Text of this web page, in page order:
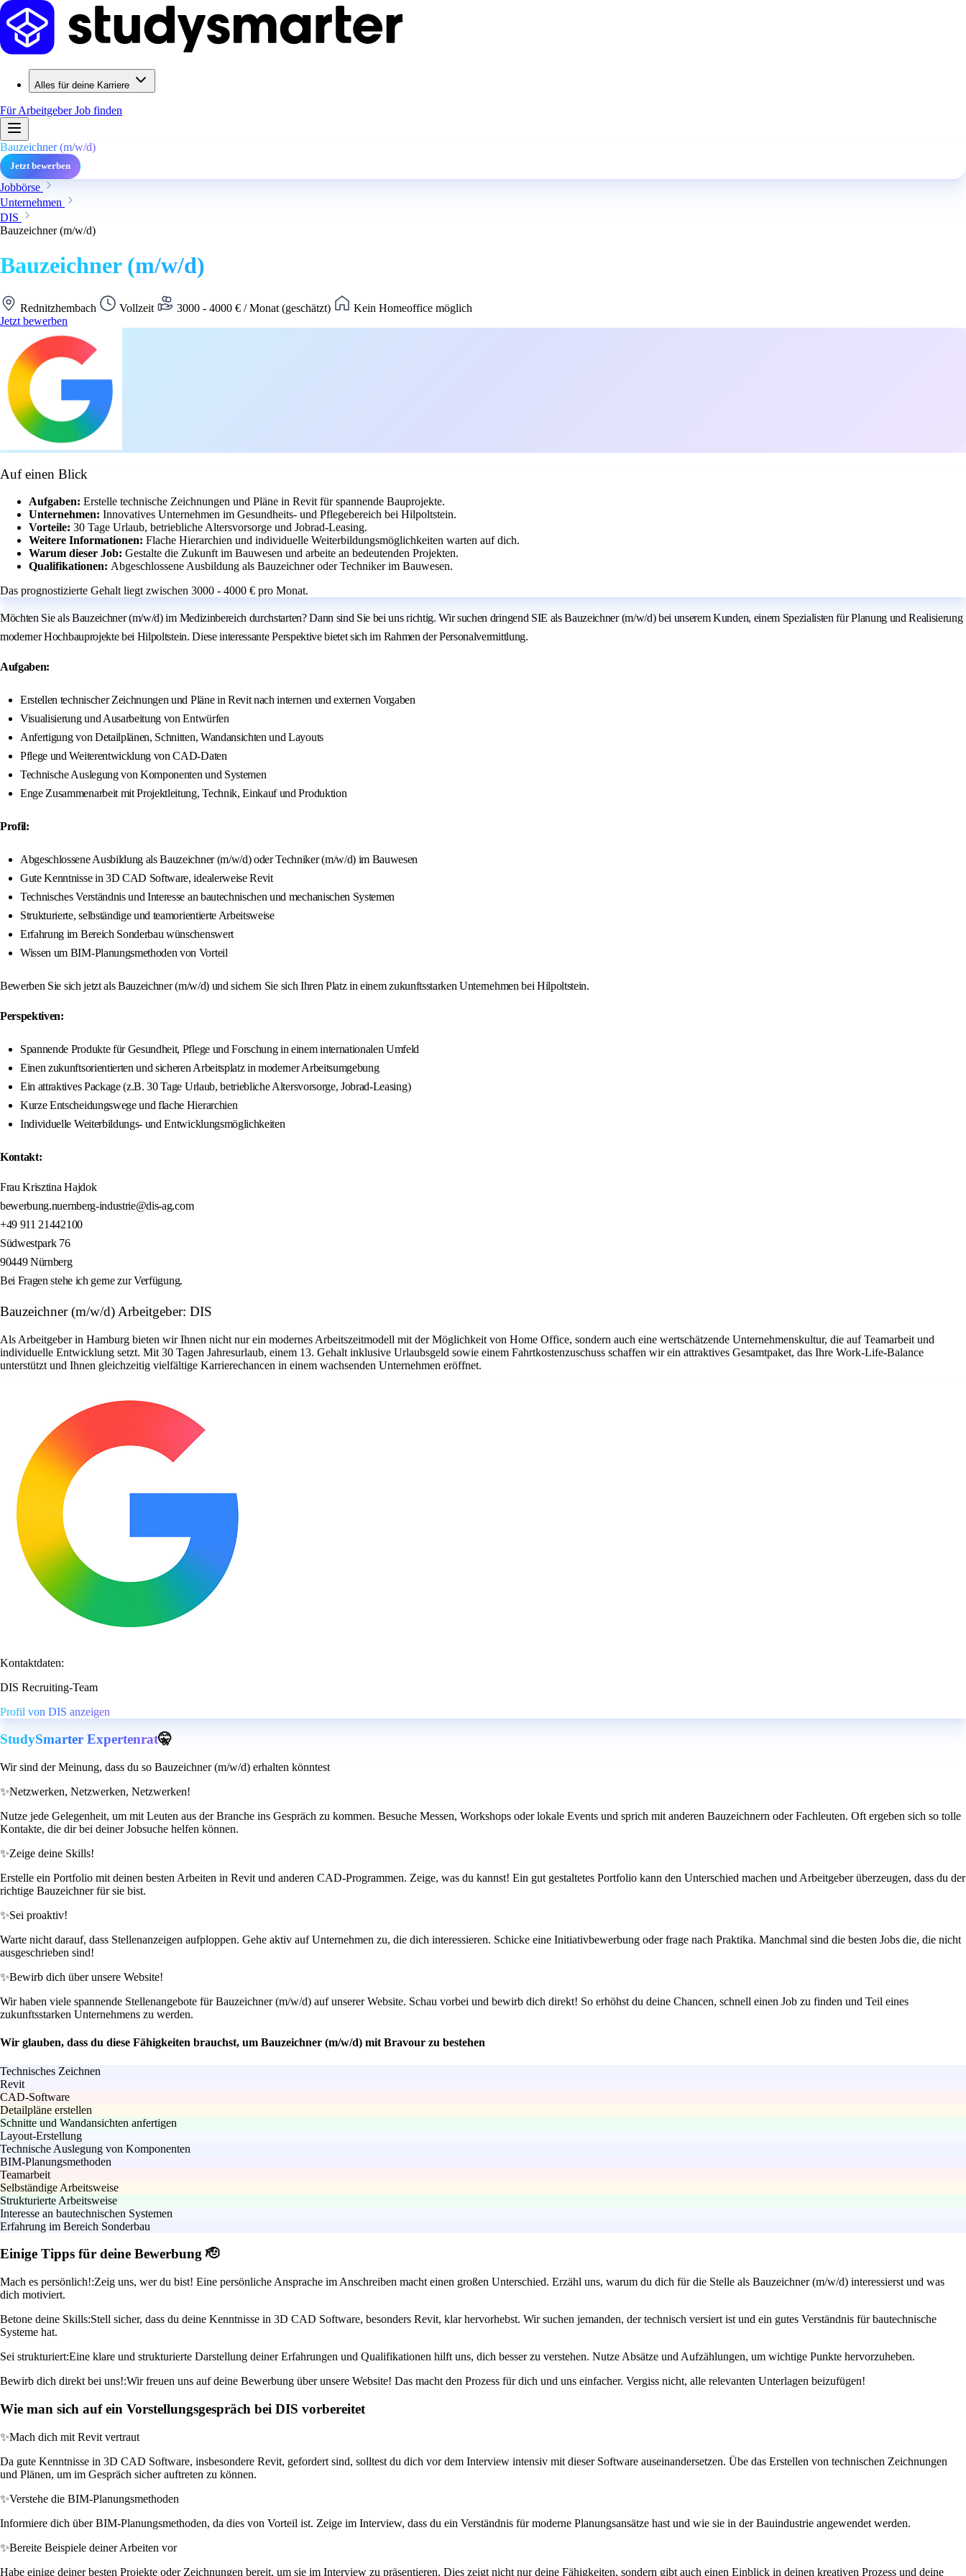
Alles für deine Karriere
Für ArbeitgeberJob finden
Bauzeichner (m/w/d)
Jetzt bewerben
Jobbörse
Unternehmen
DIS
Bauzeichner (m/w/d)
Bauzeichner (m/w/d)
Rednitzhembach Vollzeit 3000 - 4000 € / Monat (geschätzt)
Kein Homeoffice möglich
Jetzt bewerben
Auf einen Blick
Aufgaben: Erstelle technische Zeichnungen und Pläne in Revit für spannende Bauprojekte.
Unternehmen: Innovatives Unternehmen im Gesundheits- und Pflegebereich bei Hilpoltstein.
Vorteile: 30 Tage Urlaub, betriebliche Altersvorsorge und Jobrad-Leasing.
Weitere Informationen: Flache Hierarchien und individuelle Weiterbildungsmöglichkeiten warten auf dich.
Warum dieser Job: Gestalte die Zukunft im Bauwesen und arbeite an bedeutenden Projekten.
Qualifikationen: Abgeschlossene Ausbildung als Bauzeichner oder Techniker im Bauwesen.
Das prognostizierte Gehalt liegt zwischen 3000 - 4000 € pro Monat.
Möchten Sie als Bauzeichner (m/w/d) im Medizinbereich durchstarten? Dann sind Sie bei uns richtig. Wir suchen dringend SIE als Bauzeichner (m/w/d) bei unserem Kunden, einem Spezialisten für Planung und Realisierung
moderner Hochbauprojekte bei Hilpoltstein. Diese interessante Perspektive bietet sich im Rahmen der Personalvermittlung.
Aufgaben:
Erstellen technischer Zeichnungen und Pläne in Revit nach internen und externen Vorgaben
Visualisierung und Ausarbeitung von Entwürfen
Anfertigung von Detailplänen, Schnitten, Wandansichten und Layouts
Pflege und Weiterentwicklung von CAD-Daten
Technische Auslegung von Komponenten und Systemen
Enge Zusammenarbeit mit Projektleitung, Technik, Einkauf und Produktion
Profil:
Abgeschlossene Ausbildung als Bauzeichner (m/w/d) oder Techniker (m/w/d) im Bauwesen
Gute Kenntnisse in 3D CAD Software, idealerweise Revit
Technisches Verständnis und Interesse an bautechnischen und mechanischen Systemen
Strukturierte, selbständige und teamorientierte Arbeitsweise
Erfahrung im Bereich Sonderbau wünschenswert
Wissen um BIM-Planungsmethoden von Vorteil
Bewerben Sie sich jetzt als Bauzeichner (m/w/d) und sichern Sie sich Ihren Platz in einem zukunftsstarken Unternehmen bei Hilpoltstein.
Perspektiven:
Spannende Produkte für Gesundheit, Pflege und Forschung in einem internationalen Umfeld
Einen zukunftsorientierten und sicheren Arbeitsplatz in moderner Arbeitsumgebung
Ein attraktives Package (z.B. 30 Tage Urlaub, betriebliche Altersvorsorge, Jobrad-Leasing)
Kurze Entscheidungswege und flache Hierarchien
Individuelle Weiterbildungs- und Entwicklungsmöglichkeiten
Kontakt:
Frau Krisztina Hajdok
bewerbung.nuernberg-industrie@dis-ag.com
+49 911 21442100
Südwestpark 76
90449 Nürnberg
Bei Fragen stehe ich gerne zur Verfügung.
Bauzeichner (m/w/d) Arbeitgeber: DIS
Als Arbeitgeber in Hamburg bieten wir Ihnen nicht nur ein modernes Arbeitszeitmodell mit der Möglichkeit von Home Office, sondern auch eine wertschätzende Unternehmenskultur, die auf Teamarbeit und
individuelle Entwicklung setzt. Mit 30 Tagen Jahresurlaub, einem 13. Gehalt inklusive Urlaubsgeld sowie einem Fahrtkostenzuschuss schaffen wir ein attraktives Gesamtpaket, das Ihre Work-Life-Balance
unterstützt und Ihnen gleichzeitig vielfältige Karrierechancen in einem wachsenden Unternehmen eröffnet.
Kontaktdaten:
DIS Recruiting-Team
Profil von DIS anzeigen
StudySmarter Expertenrat🤫
Wir sind der Meinung, dass du so Bauzeichner (m/w/d) erhalten könntest
✨Netzwerken, Netzwerken, Netzwerken!
Nutze jede Gelegenheit, um mit Leuten aus der Branche ins Gespräch zu kommen. Besuche Messen, Workshops oder lokale Events und sprich mit anderen Bauzeichnern oder Fachleuten. Oft ergeben sich so tolle
Kontakte, die dir bei deiner Jobsuche helfen können.
✨Zeige deine Skills!
Erstelle ein Portfolio mit deinen besten Arbeiten in Revit und anderen CAD-Programmen. Zeige, was du kannst! Ein gut gestaltetes Portfolio kann den Unterschied machen und Arbeitgeber überzeugen, dass du der
richtige Bauzeichner für sie bist.
✨Sei proaktiv!
Warte nicht darauf, dass Stellenanzeigen aufploppen. Gehe aktiv auf Unternehmen zu, die dich interessieren. Schicke eine Initiativbewerbung oder frage nach Praktika. Manchmal sind die besten Jobs die, die nicht
ausgeschrieben sind!
✨Bewirb dich über unsere Website!
Wir haben viele spannende Stellenangebote für Bauzeichner (m/w/d) auf unserer Website. Schau vorbei und bewirb dich direkt! So erhöhst du deine Chancen, schnell einen Job zu finden und Teil eines
zukunftsstarken Unternehmens zu werden.
Wir glauben, dass du diese Fähigkeiten brauchst, um Bauzeichner (m/w/d) mit Bravour zu bestehen
Technisches Zeichnen
Revit
CAD-Software
Detailpläne erstellen
Schnitte und Wandansichten anfertigen
Layout-Erstellung
Technische Auslegung von Komponenten
BIM-Planungsmethoden
Teamarbeit
Selbständige Arbeitsweise
Strukturierte Arbeitsweise
Interesse an bautechnischen Systemen
Erfahrung im Bereich Sonderbau
Einige Tipps für deine Bewerbung 🫡
Mach es persönlich!:Zeig uns, wer du bist! Eine persönliche Ansprache im Anschreiben macht einen großen Unterschied. Erzähl uns, warum du dich für die Stelle als Bauzeichner (m/w/d) interessierst und was
dich motiviert.
Betone deine Skills:Stell sicher, dass du deine Kenntnisse in 3D CAD Software, besonders Revit, klar hervorhebst. Wir suchen jemanden, der technisch versiert ist und ein gutes Verständnis für bautechnische
Systeme hat.
Sei strukturiert:Eine klare und strukturierte Darstellung deiner Erfahrungen und Qualifikationen hilft uns, dich besser zu verstehen. Nutze Absätze und Aufzählungen, um wichtige Punkte hervorzuheben.
Bewirb dich direkt bei uns!:Wir freuen uns auf deine Bewerbung über unsere Website! Das macht den Prozess für dich und uns einfacher. Vergiss nicht, alle relevanten Unterlagen beizufügen!
Wie man sich auf ein Vorstellungsgespräch bei DIS vorbereitet
✨Mach dich mit Revit vertraut
Da gute Kenntnisse in 3D CAD Software, insbesondere Revit, gefordert sind, solltest du dich vor dem Interview intensiv mit dieser Software auseinandersetzen. Übe das Erstellen von technischen Zeichnungen
und Plänen, um im Gespräch sicher auftreten zu können.
✨Verstehe die BIM-Planungsmethoden
Informiere dich über BIM-Planungsmethoden, da dies von Vorteil ist. Zeige im Interview, dass du ein Verständnis für moderne Planungsansätze hast und wie sie in der Bauindustrie angewendet werden.
✨Bereite Beispiele deiner Arbeiten vor
Habe einige deiner besten Projekte oder Zeichnungen bereit, um sie im Interview zu präsentieren. Dies zeigt nicht nur deine Fähigkeiten, sondern gibt auch einen Einblick in deinen kreativen Prozess und deine